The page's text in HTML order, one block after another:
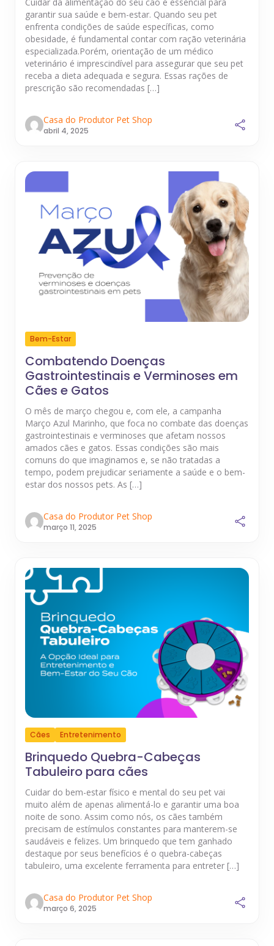
Cuidar da alimentação do seu cão é essencial para
garantir sua saúde e bem-estar. Quando seu pet
enfrenta condições de saúde específicas, como
obesidade, é fundamental contar com ração veterinária
especializada.Porém, orientação de um médico
veterinário é imprescindível para assegurar que seu pet
receba a dieta adequada e segura. Essas rações de
prescrição são recomendadas […]
Casa do Produtor Pet Shop
abril 4, 2025
Bem-Estar
Combatendo Doenças
Gastrointestinais e Verminoses em
Cães e Gatos
O mês de março chegou e, com ele, a campanha
Março Azul Marinho, que foca no combate das doenças
gastrointestinais e verminoses que afetam nossos
amados cães e gatos. Essas condições são mais
comuns do que imaginamos e, se não tratadas a
tempo, podem prejudicar seriamente a saúde e o bem-
estar dos nossos pets. As […]
Casa do Produtor Pet Shop
março 11, 2025
Cães Entretenimento
Brinquedo Quebra-Cabeças
Tabuleiro para cães
Cuidar do bem-estar físico e mental do seu pet vai
muito além de apenas alimentá-lo e garantir uma boa
noite de sono. Assim como nós, os cães também
precisam de estímulos constantes para manterem-se
saudáveis e felizes. Um brinquedo que tem ganhado
destaque por seus benefícios é o quebra-cabeças
tabuleiro, uma excelente ferramenta para entreter […]
Casa do Produtor Pet Shop
março 6, 2025